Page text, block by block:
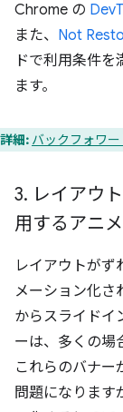
Chrome の
また、 Not
ドで利用条件
ます。
詳細: バックフォワ
3. レイアウ
用するアニ
レイアウトがず
メーション化さ
からスライドイ
ーは、多くの場
これらのバナー
問題になります